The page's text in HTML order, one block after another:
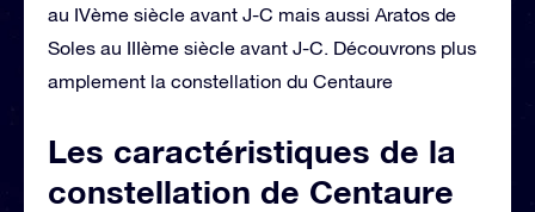
au IVème siècle avant J-C mais aussi Aratos de
Soles au IIIème siècle avant J-C. Découvrons plus
amplement la constellation du Centaure
Les caractéristiques de la
constellation de Centaure